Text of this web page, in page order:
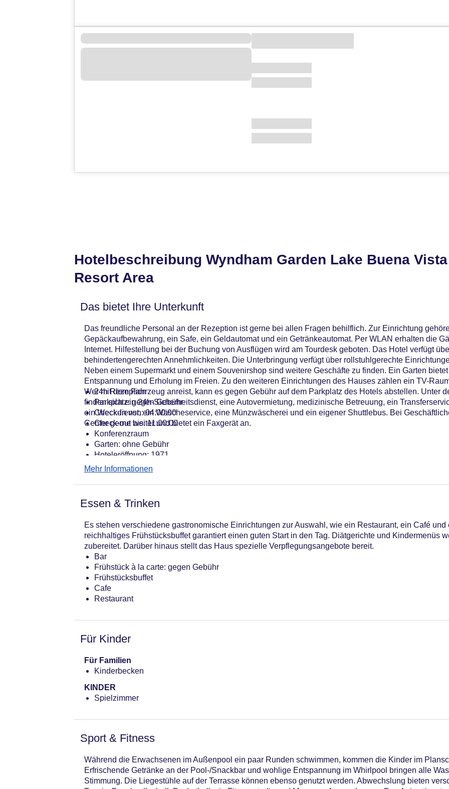
Hotelbeschreibung Wyndham Garden Lake Buena
Resort Area
Das bietet Ihre Unterkunft
Das freundliche Personal an der Rezeption ist gerne bei allen Fragen behilflich. Zur Einrichtung
Gepäckaufbewahrung, ein Safe, ein Geldautomat und ein Getränkeautomat. Per WLAN erhalten die
Internet. Hilfestellung bei der Buchung von Ausflügen wird am Tourdesk geboten. Das Hotel verfügt
behindertengerechten Annehmlichkeiten. Die Unterbringung verfügt über rollstuhlgerechte
Neben einem Supermarkt und einem Souvenirshop sind weitere Geschäfte zu finden. Ein Garten
Entspannung und Erholung im Freien. Zu den weiteren Einrichtungen des Hauses zählen ein TV-
Wer mit dem Fahrzeug anreist, kann es gegen Gebühr auf dem Parkplatz des Hotels abstellen. Unter
finden sich ein 24h-Sicherheitsdienst, eine Autovermietung, medizinische Betreuung, ein
ein Weckdienst, ein Wäscheservice, eine Münzwäscherei und ein eigener Shuttlebus. Bei
Center gerne weiter und bietet ein Faxgerät an.
24h Rezeption
Parkplatz: gegen Gebühr
Check-in von: 04:00:00
Check-out bis: 11:00:00
Konferenzraum
Garten: ohne Gebühr
Hoteleröffnung: 1971
Hotelsafe
Letzte umfassende Renovierung: 2019
Minimarkt
Anzahl der Aufzüge: 3
Zimmerservice
Sonnenterrasse
Gesamtanzahl der Stockwerke: 5
Gesamtanzahl der Zimmer: 394
Pools:Kinderbecken, Beheizter Außenpool: ohne Gebühr, Outdoor Pool, Liegen am Pool
Zahlungsarten: American Express, Diners Club, Mastercard, Visa
Landeskategorie: 4 Sterne
Mehr Informationen
Essen & Trinken
Es stehen verschiedene gastronomische Einrichtungen zur Auswahl, wie ein Restaurant, ein Café und
reichhaltiges Frühstücksbuffet garantiert einen guten Start in den Tag. Diätgerichte und Kindermenüs
zubereitet. Darüber hinaus stellt das Haus spezielle Verpflegungsangebote bereit.
Bar
Frühstück à la carte: gegen Gebühr
Frühstücksbuffet
Cafe
Restaurant
Für Kinder
Für Familien
Kinderbecken
KINDER
Spielzimmer
Sport & Fitness
Während die Erwachsenen im Außenpool ein paar Runden schwimmen, kommen die Kinder im
Erfrischende Getränke an der Pool-/Snackbar und wohlige Entspannung im Whirlpool bringen alle
Stimmung. Die Liegestühle auf der Terrasse können ebenso genutzt werden. Abwechslung bieten